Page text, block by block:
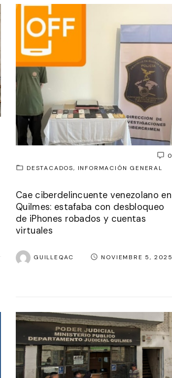
0
DESTACADOS
INFORMACIÓN GENERAL
Cae ciberdelincuente venezolano en
Quilmes: estafaba con desbloqueo
de iPhones robados y cuentas
virtuales
GUILLEQAC NOVIEMBRE 5, 2025